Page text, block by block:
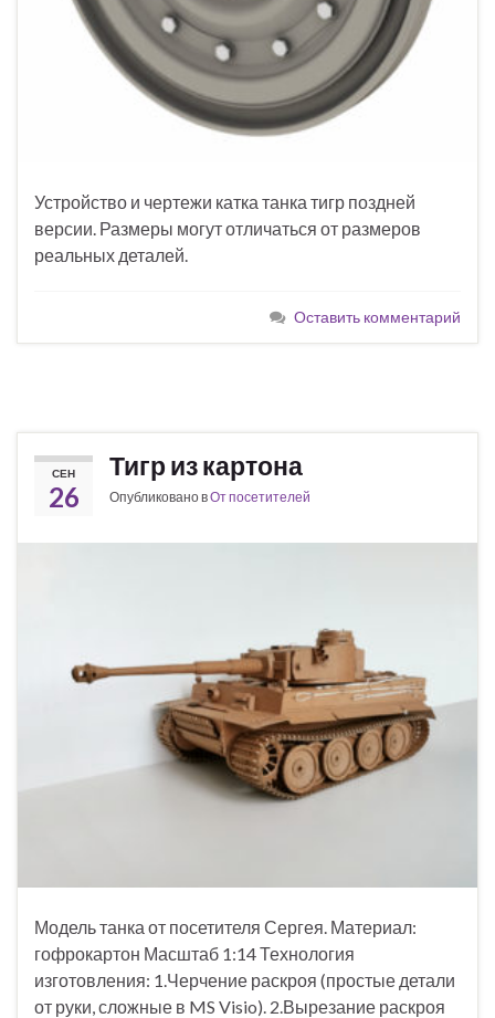
Устройство и чертежи катка танка тигр поздней
версии. Размеры могут отличаться от размеров
реальных деталей.
Оставить комментарий
СЕН
26
Тигр из картона
Опубликовано вОт посетителей
Модель танка от посетителя Сергея. Материал:
гофрокартон Масштаб 1:14 Технология
изготовления: 1.Черчение раскроя (простые детали
от руки, сложные в MS Visio). 2.Вырезание раскроя